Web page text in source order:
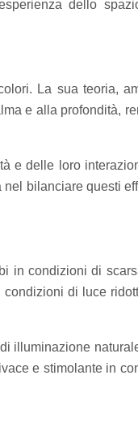
dello
La sua teoria,
e alla profondità,
e delle loro
bilanciare questi
in condizioni di
di luce
illuminazione
e stimolante in